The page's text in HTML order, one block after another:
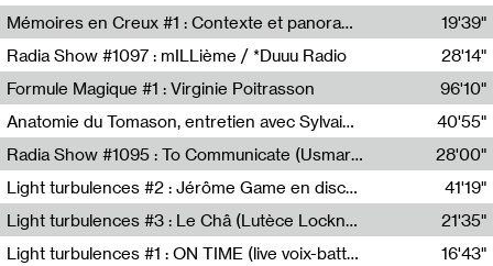
Sophie Auger-Grappin
Mémoires en Creux #1 : Contexte et panorama
Sophie Auger-Grappin
19'39"
Radia Show #1097 : mILLième / *Duuu Radio
28'14"
Formule Magique #1 : Virginie Poitrasson
Nathalie Lacroix,Virginie Poitrasson
96'10"
Anatomie du Tomason, entretien avec Sylvain Cardonnel
Loraine Baud,Sylvain Cardonnel
40'55"
Radia Show #1095 : To Communicate (Usmaradio)
Usmaradio
28'00"
Light turbulences #2 : Jérôme Game en discussion avec Thomas Corlin
41'19"
Light turbulences #3 : Le Châ (Lutèce Lockness)
Lutèce Lockness
21'35"
Light turbulences #1 : ON TIME (live voix-batterie) avec Jérôme Game & Jean-Michel Espitallier
16'43"